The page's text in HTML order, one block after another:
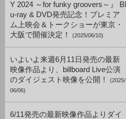
Y 2024 ～for funky groovers～』 Bl
u-ray & DVD発売記念！プレミア
ム上映会＆トークショーが東京・
大阪で開催決定！
(2025/06/10)
いよいよ来週6月11日発売の最新
映像作品より、billboard Live公演
のダイジェスト映像を公開！
(2025/
06/06)
6/11発売の最新映像作品よりダイ